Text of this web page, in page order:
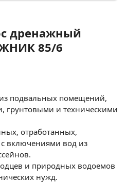
дренажный
85/6
подвальных помещений,
грунтовыми и техническими
отработанных,
включениями вод из
и природных водоемов
нужд.